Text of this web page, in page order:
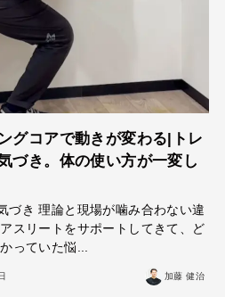
グコアで動きが変わる|トレ
づき。体の使い方が一変し
づき 理論と現場が噛み合わない違
スリートをサポートしてきて、ど
っていた悩...
加藤 健治